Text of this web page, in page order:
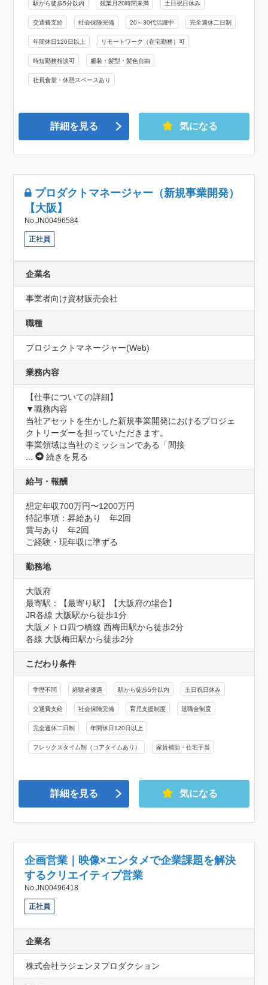
駅から徒歩5分以内 残業月20時間未満 土日祝日休み
交通費支給 社会保険完備 20～30代活躍中 完全週休二日制
年間休日120日以上 リモートワーク（在宅勤務）可
時短勤務相談可 服装・髪型・髪色自由
社員食堂・休憩スペースあり
詳細を見る 気になる
プロダクトマネージャー（新規事業開発）
【大阪】
No.JN00496584
正社員
企業名
事業者向け資材販売会社
職種
プロジェクトマネージャー(Web)
業務内容
【仕事についての詳細】
▼職務内容
当社アセットを生かした新規事業開発におけるプロジェ
クトリーダーを担っていただきます。
事業領域は当社のミッションである「間接
...
続きを見る
給与・報酬
想定年収700万円〜1200万円
特記事項：昇給あり　年2回
賞与あり　年2回
ご経験・現年収に準ずる
勤務地
大阪府
最寄駅：【最寄り駅】【大阪府の場合】
JR各線 大阪駅から徒歩1分
大阪メトロ四つ橋線 西梅田駅から徒歩2分
各線 大阪梅田駅から徒歩2分
こだわり条件
学歴不問 経験者優遇 駅から徒歩5分以内 土日祝日休み
交通費支給 社会保険完備 育児支援制度 退職金制度
完全週休二日制 年間休日120日以上
フレックスタイム制（コアタイムあり） 家賃補助・住宅手当
詳細を見る 気になる
企画営業｜映像×エンタメで企業課題を解決
するクリエイティブ営業
No.JN00496418
正社員
企業名
株式会社ラジェンヌプロダクション